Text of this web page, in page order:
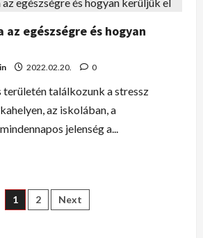
az egészségre és hogyan
2022.02.20. 0
területén találkozunk a stressz
az iskolában, a
jelenség a...
1 2 Next